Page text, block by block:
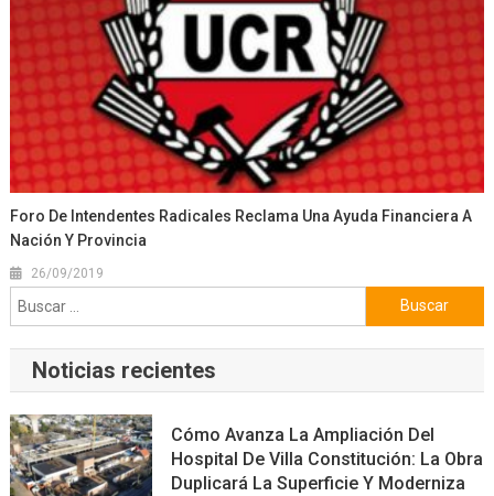
Foro De Intendentes Radicales Reclama Una Ayuda Financiera A
Nación Y Provincia
26/09/2019
Buscar:
Noticias recientes
Cómo Avanza La Ampliación Del
Hospital De Villa Constitución: La Obra
Duplicará La Superficie Y Moderniza